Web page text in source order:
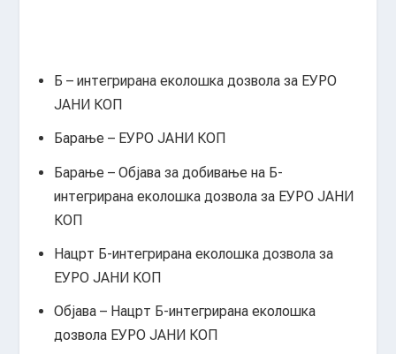
Б – интегрирана еколошка дозвола за ЕУРО
ЈАНИ КОП
Барање – ЕУРО ЈАНИ КОП
Барање – Објава за добивање на Б-
интегрирана еколошка дозвола за ЕУРО ЈАНИ
КОП
Нацрт Б-интегрирана еколошка дозвола за
ЕУРО ЈАНИ КОП
Објава – Нацрт Б-интегрирана еколошка
дозвола ЕУРО ЈАНИ КОП